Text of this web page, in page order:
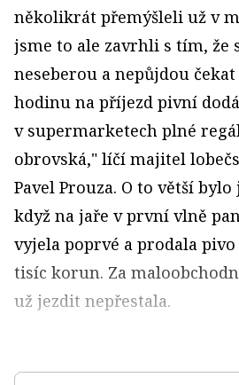
několikrát přemýšleli už v
jsme to ale zavrhli s tím, že
neseberou a nepůjdou
hodinu na příjezd pivní
v su­permarketech plné
obrovská," líčí majitel
Pavel Prouza. O to větší
když na jaře v první vlně
vyjela poprvé a prodala pivo
tisíc korun. Za
už jezdit nepřestala.